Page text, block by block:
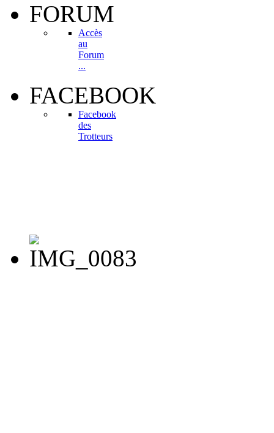
FORUM
Accès
au
Forum
...
FACEBOOK
Facebook
des
Trotteurs